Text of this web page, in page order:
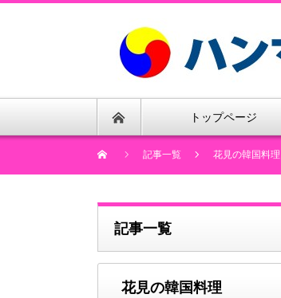
トップページ
記事一覧 花見の韓国料理
記事一覧
花見の韓国料理